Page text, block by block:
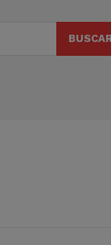
BUSCAR